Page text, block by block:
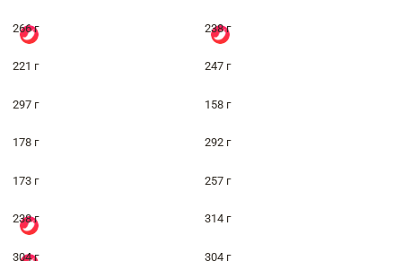
266 г 238 г
221 г 247 г
297 г 158 г
178 г 292 г
173 г 257 г
238 г 314 г
304 г 304 г